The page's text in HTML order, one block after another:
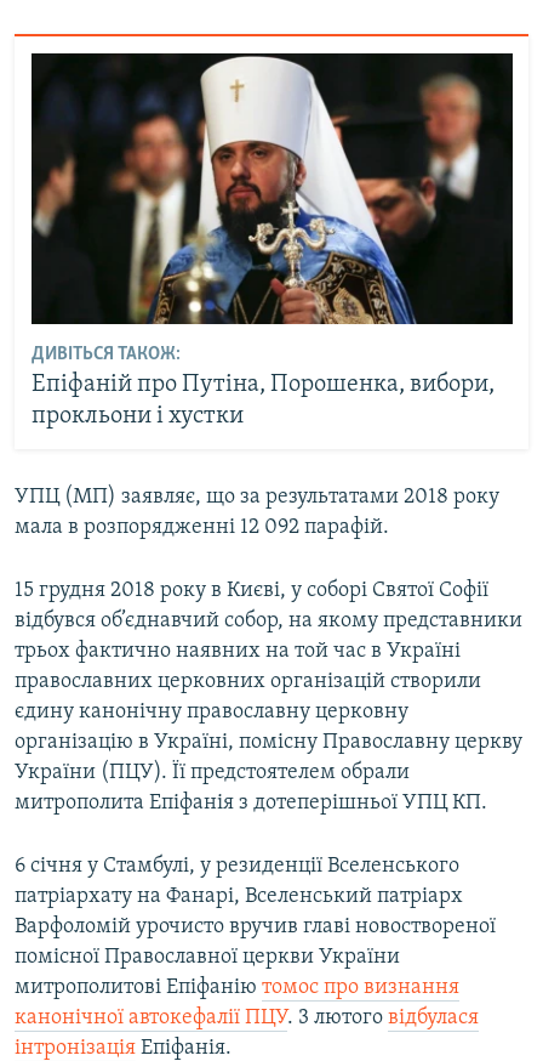
ДИВІТЬСЯ ТАКОЖ:
Епіфаній про Путіна, Порошенка, вибори,
прокльони і хустки
УПЦ (МП) заявляє, що за результатами 2018 року
мала в розпорядженні 12 092 парафій.
15 грудня 2018 року в Києві, у соборі Святої Софії
відбувся об’єднавчий собор, на якому представники
трьох фактично наявних на той час в Україні
православних церковних організацій створили
єдину канонічну православну церковну
організацію в Україні, помісну Православну церкву
України (ПЦУ). Її предстоятелем обрали
митрополита Епіфанія з дотеперішньої УПЦ КП.
6 січня у Стамбулі, у резиденції Вселенського
патріархату на Фанарі, Вселенський патріарх
Варфоломій урочисто вручив главі новоствореної
помісної Православної церкви України
митрополитові Епіфанію томос про визнання
канонічної автокефалії ПЦУ. 3 лютого відбулася
інтронізація Епіфанія.